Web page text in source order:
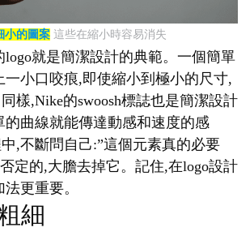
小的圖案 這些在縮小時容易消失
logo就是簡潔設計的典範。一個簡單
一小口咬痕,即使縮小到極小的尺寸,
樣,Nike的swoosh標誌也是簡潔設計
的曲線就能傳達動感和速度的感
,不斷問自己:”這個元素真的必要
定的,大膽去掉它。記住,在logo設計
更重要。
細